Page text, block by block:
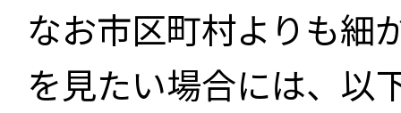
なお市区町村よりも細
を見たい場合には、以